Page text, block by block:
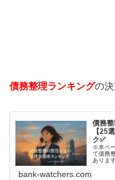
債務整理ランキングの決
債務
【25
ク✅
※本ペ
て債務
ありま
bank-watchers.com